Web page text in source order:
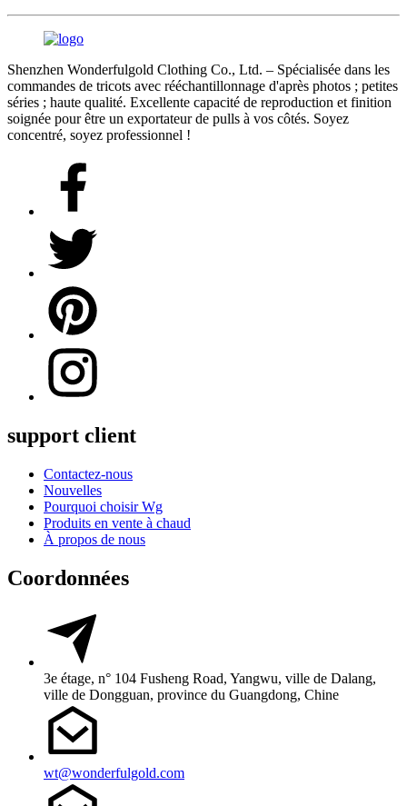
Shenzhen Wonderfulgold Clothing Co., Ltd. – Spécialisée dans les
commandes de tricots avec rééchantillonnage d'après photos ; petites
séries ; haute qualité. Excellente capacité de reproduction et finition
soignée pour être un exportateur de pulls à vos côtés. Soyez
concentré, soyez professionnel !
support client
Contactez-nous
Nouvelles
Pourquoi choisir Wg
Produits en vente à chaud
À propos de nous
Coordonnées
3e étage, n° 104 Fusheng Road, Yangwu, ville de Dalang,
ville de Dongguan, province du Guangdong, Chine
wt@wonderfulgold.com